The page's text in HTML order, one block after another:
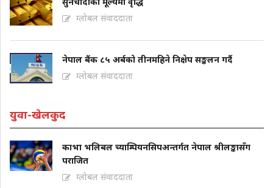
ग्लोबल संवाददाता
नेपाल बैंक ८५ अर्बको तीनमहिने निक्षेप सङ्कलन गर्दै
ग्लोबल संवाददाता
युवा-खेलकुद
काभा भलिबल च्याम्पियनसिपअन्तर्गत नेपाल श्रीलङ्कासँग
पराजित
ग्लोबल संवाददाता